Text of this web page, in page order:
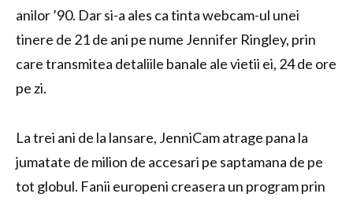
anilor ’90. Dar si-a ales ca tinta webcam-ul unei
tinere de 21 de ani pe nume Jennifer Ringley, prin
care transmitea detaliile banale ale vietii ei, 24 de ore
pe zi.
La trei ani de la lansare, JenniCam atrage pana la
jumatate de milion de accesari pe saptamana de pe
tot globul. Fanii europeni creasera un program prin